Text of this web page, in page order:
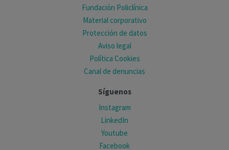
Fundación Policlínica
Material corporativo
Protección de datos
Aviso legal
Política Cookies
Canal de denuncias
Síguenos
Instagram
LinkedIn
Youtube
Facebook